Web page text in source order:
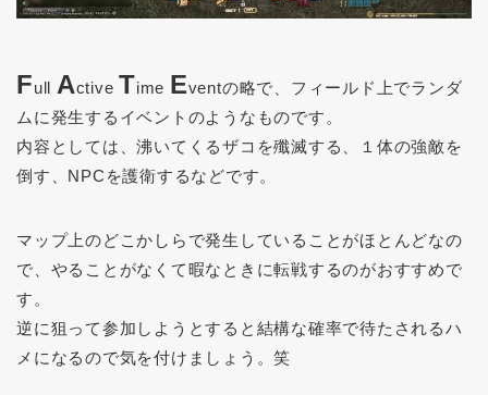
Full Active Time Eventの略で、フィールド上でランダ
ムに発生するイベントのようなものです。
内容としては、沸いてくるザコを殲滅する、１体の強敵を
倒す、NPCを護衛するなどです。
マップ上のどこかしらで発生していることがほとんどなの
で、やることがなくて暇なときに転戦するのがおすすめで
す。
逆に狙って参加しようとすると結構な確率で待たされるハ
メになるので気を付けましょう。笑